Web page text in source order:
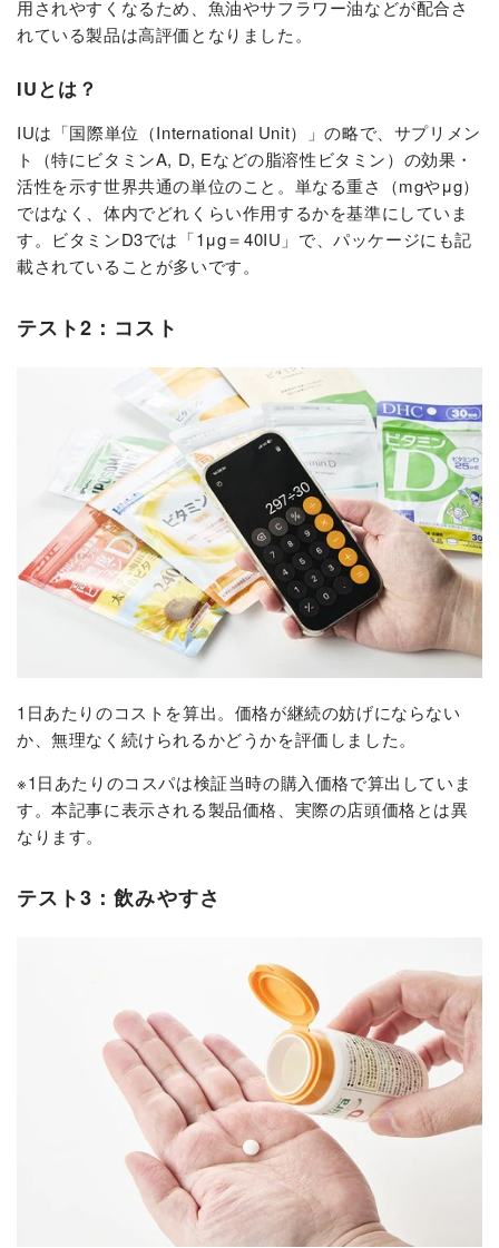
用されやすくなるため、魚油やサフラワー油などが配合さ
れている製品は高評価となりました。
IUとは？
IUは「国際単位（International Unit）」の略で、サプリメン
ト（特にビタミンA, D, Eなどの脂溶性ビタミン）の効果・
活性を示す世界共通の単位のこと。単なる重さ（mgやμg）
ではなく、体内でどれくらい作用するかを基準にしていま
す。ビタミンD3では「1μg＝40IU」で、パッケージにも記
載されていることが多いです。
テスト2：コスト
1日あたりのコストを算出。価格が継続の妨げにならない
か、無理なく続けられるかどうかを評価しました。
※1日あたりのコスパは検証当時の購入価格で算出していま
す。本記事に表示される製品価格、実際の店頭価格とは異
なります。
テスト3：飲みやすさ